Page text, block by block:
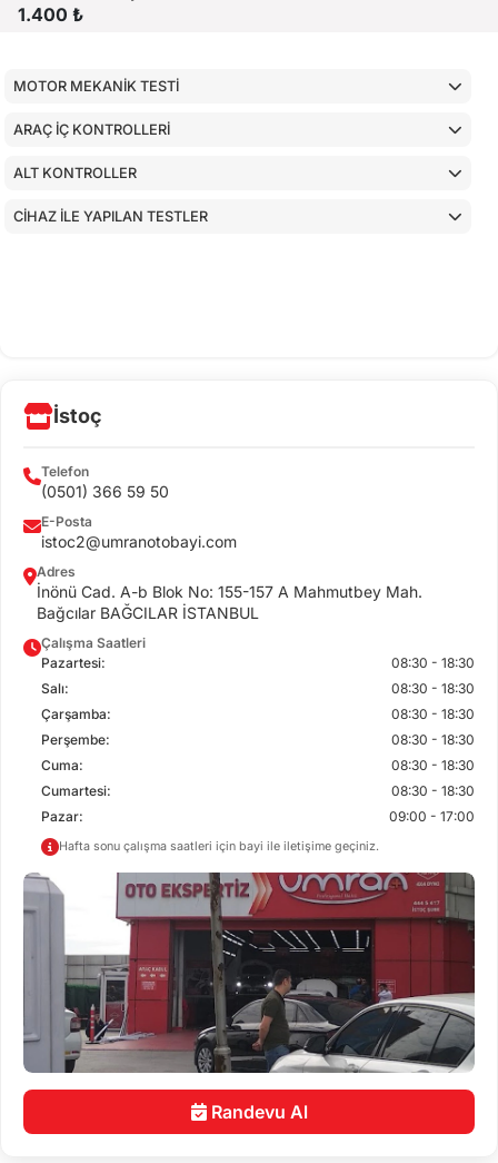
1.400 ₺
MOTOR MEKANİK TESTİ
ARAÇ İÇ KONTROLLERİ
ALT KONTROLLER
CİHAZ İLE YAPILAN TESTLER
İstoç
Telefon
(0501) 366 59 50
E-Posta
istoc2@umranotobayi.com
Adres
İnönü Cad. A-b Blok No: 155-157 A Mahmutbey Mah.
Bağcılar BAĞCILAR İSTANBUL
Çalışma Saatleri
Pazartesi:
08:30 - 18:30
Salı:
08:30 - 18:30
Çarşamba:
08:30 - 18:30
Perşembe:
08:30 - 18:30
Cuma:
08:30 - 18:30
Cumartesi:
08:30 - 18:30
Pazar:
09:00 - 17:00
Hafta sonu çalışma saatleri için bayi ile iletişime geçiniz.
Randevu Al